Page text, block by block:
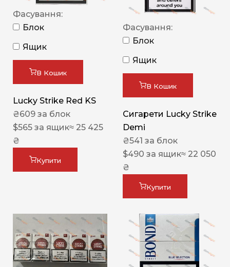
Фасування:
Блок
Ящик
В Кошик
Lucky Strike Red KS
₴609 за блок
$565 за ящик≈ 25 425
₴
Купити
Фасування:
Блок
Ящик
В Кошик
Сигарети Lucky Strike
Demi
₴541 за блок
$490 за ящик≈ 22 050
₴
Купити